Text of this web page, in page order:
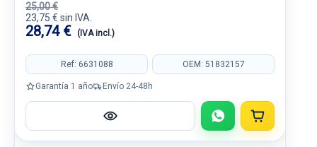
25,00 €
23,75 € sin IVA.
28,74 € (IVA incl.)
Ref: 6631088 OEM: 51832157
Garantía 1 año Envío 24-48h